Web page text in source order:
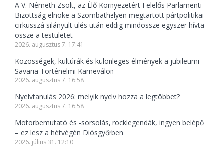
A V. Németh Zsolt, az Élő Környezetért Felelős Parlamenti
Bizottság elnöke a Szombathelyen megtartott pártpolitikai
cirkusszá silányult ülés után eddig mindössze egyszer hívta
össze a testületet
2026. augusztus 7. 17:41
Közösségek, kultúrák és különleges élmények a jubileumi
Savaria Történelmi Karneválon
2026. augusztus 7. 16:58
Nyelvtanulás 2026: melyik nyelv hozza a legtöbbet?
2026. augusztus 7. 16:58
Motorbemutató és -sorsolás, rocklegendák, ingyen belépő
– ez lesz a hétvégén Diósgyőrben
2026. július 31. 12:10